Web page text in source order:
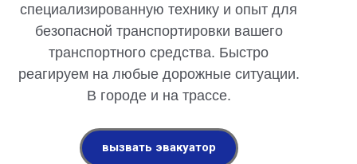
специализированную технику и опыт для
безопасной транспортировки вашего
транспортного средства. Быстро
реагируем на любые дорожные ситуации.
В городе и на трассе.
вызвать эвакуатор